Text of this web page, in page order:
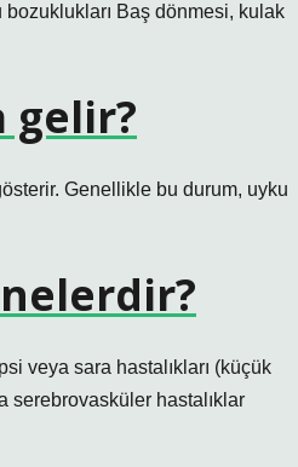
bozuklukları Baş dönmesi, kulak
gelir?
Genellikle bu durum, uyku
veya sara hastalıkları (küçük
serebrovasküler hastalıklar